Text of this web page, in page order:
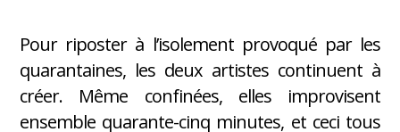
Pour riposter à l’isolement provoqué par les
quarantaines, les deux artistes continuent à
créer. Même confinées, elles improvisent
ensemble quarante-cinq minutes, et ceci tous